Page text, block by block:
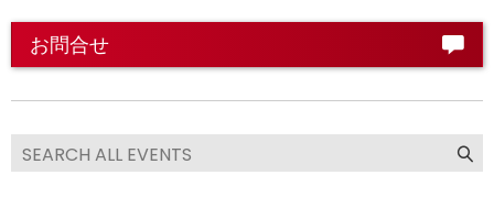
お問合せ